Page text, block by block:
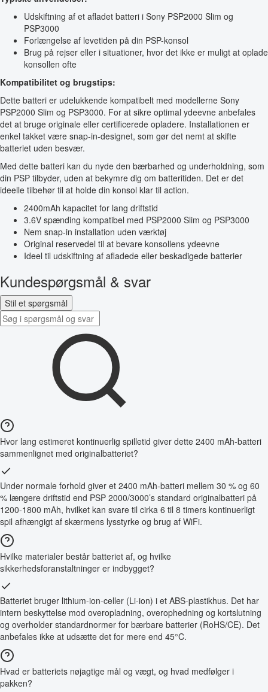
Udskiftning af et afladet batteri i Sony PSP2000 Slim og
PSP3000
Forlængelse af levetiden på din PSP-konsol
Brug på rejser eller i situationer, hvor det ikke er muligt at oplade
konsollen ofte
Kompatibilitet og brugstips:
Dette batteri er udelukkende kompatibelt med modellerne Sony
PSP2000 Slim og PSP3000. For at sikre optimal ydeevne anbefales
det at bruge originale eller certificerede opladere. Installationen er
enkel takket være snap-in-designet, som gør det nemt at skifte
batteriet uden besvær.
Med dette batteri kan du nyde den bærbarhed og underholdning, som
din PSP tilbyder, uden at bekymre dig om batteritiden. Det er det
ideelle tilbehør til at holde din konsol klar til action.
2400mAh kapacitet for lang driftstid
3.6V spænding kompatibel med PSP2000 Slim og PSP3000
Nem snap-in installation uden værktøj
Original reservedel til at bevare konsollens ydeevne
Ideel til udskiftning af afladede eller beskadigede batterier
Kundespørgsmål & svar
Stil et spørgsmål
Hvor lang estimeret kontinuerlig spilletid giver dette 2400 mAh-batteri
sammenlignet med originalbatteriet?
Under normale forhold giver et 2400 mAh-batteri mellem 30 % og 60
% længere driftstid end PSP 2000/3000’s standard originalbatteri på
1200-1800 mAh, hvilket kan svare til cirka 6 til 8 timers kontinuerligt
spil afhængigt af skærmens lysstyrke og brug af WiFi.
Hvilke materialer består batteriet af, og hvilke
sikkerhedsforanstaltninger er indbygget?
Batteriet bruger lithium-ion-celler (Li-ion) i et ABS-plastikhus. Det har
intern beskyttelse mod overopladning, overophedning og kortslutning
og overholder standardnormer for bærbare batterier (RoHS/CE). Det
anbefales ikke at udsætte det for mere end 45°C.
Hvad er batteriets nøjagtige mål og vægt, og hvad medfølger i
pakken?